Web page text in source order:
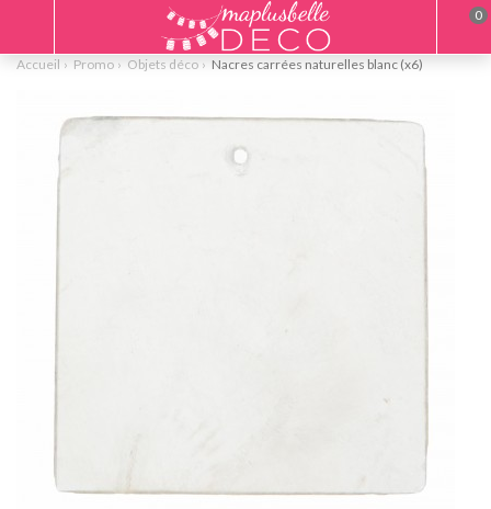
Accueil Promo Objets déco Nacres carrées naturelles blanc (x6)
0